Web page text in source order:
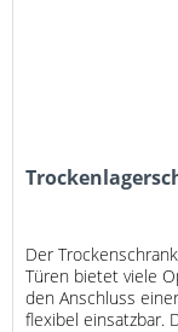
Der
Türen bietet viele
den Anschluss
flexibel einsatzbar.